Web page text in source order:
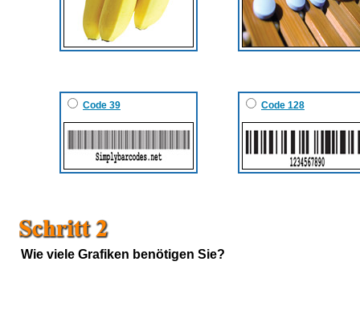
Code 39 Code 128
Wie viele Grafiken benötigen Sie?